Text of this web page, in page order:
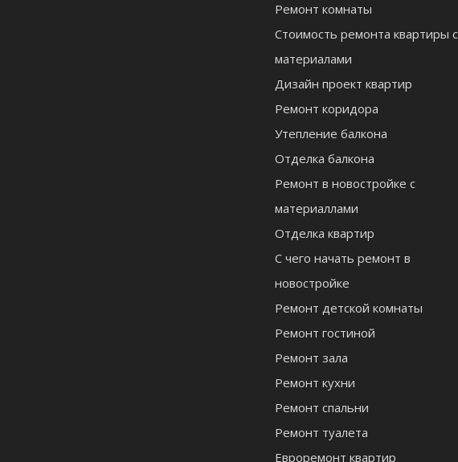
Ремонт комнаты
Стоимость ремонта квартиры с
материалами
Дизайн проект квартир
Ремонт коридора
Утепление балкона
Отделка балкона
Ремонт в новостройке с
материаллами
Отделка квартир
С чего начать ремонт в
новостройке
Ремонт детской комнаты
Ремонт гостиной
Ремонт зала
Ремонт кухни
Ремонт спальни
Ремонт туалета
Евроремонт квартир